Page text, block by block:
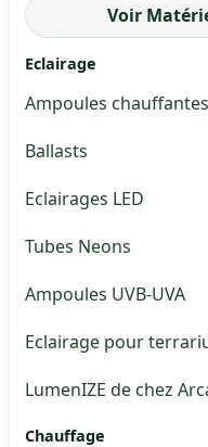
Voir
Eclairage
Ampoules chauffantes
Ballasts
Eclairages LED
Tubes Neons
Ampoules UVB-UVA
Eclairage pour
LumenIZE de chez
Chauffage